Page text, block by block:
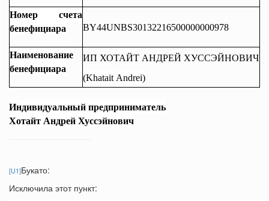
Номер счета
бенефициара
BY44UNBS30132216500000000978
Наименование
бенефициара
ИП ХОТАЙТ АНДРЕЙ ХУССЭЙНОВИЧ
(Khatait Andrei)
Индивидуальный предприниматель
Хотайт Андрей Хуссэйнович
[U1]Букато:
Исключила этот пункт: